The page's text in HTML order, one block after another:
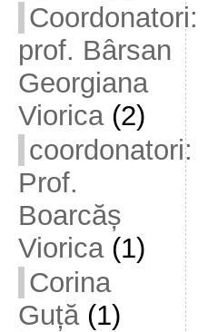
Coordonatori:
prof. Bârsan
Georgiana
Viorica(2)
coordonatori:
Prof.
Boarcăș
Viorica(1)
Corina
Guță(1)